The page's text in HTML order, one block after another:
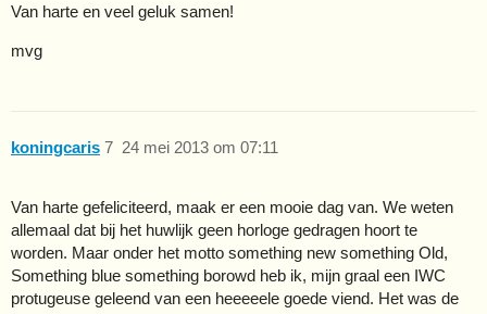
Van harte en veel geluk samen!
mvg
koningcaris 24 mei 2013 om 07:11
7
Van harte gefeliciteerd, maak er een mooie dag van. We weten
allemaal dat bij het huwlijk geen horloge gedragen hoort te
worden. Maar onder het motto something new something Old,
Something blue something borowd heb ik, mijn graal een IWC
protugeuse geleend van een heeeeele goede viend. Het was de